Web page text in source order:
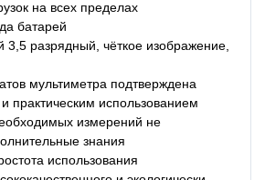
на всех пределах
батарей
разрядный, чёткое изображение,
мультиметра подтверждена
практическим использованием
измерений не
знания
использования